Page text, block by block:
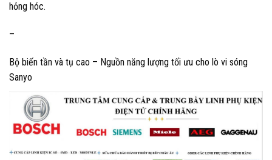
hỏng hóc.
–
Bộ biến tần và tụ cao – Nguồn năng lượng tối ưu cho lò vi sóng
Sanyo